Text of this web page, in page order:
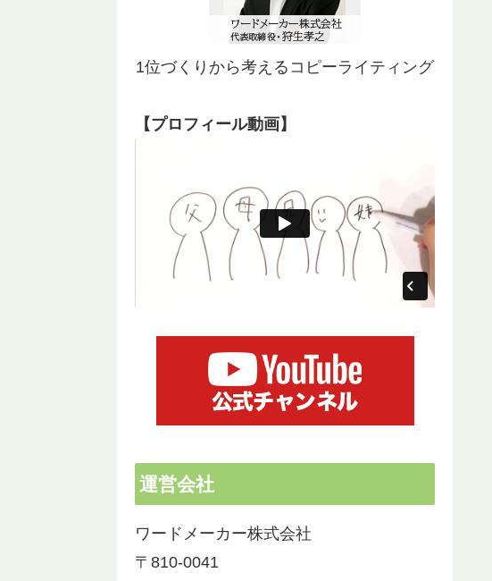
1位づくりから考えるコピーライティング
【プロフィール動画】
運営会社
ワードメーカー株式会社
〒810-0041